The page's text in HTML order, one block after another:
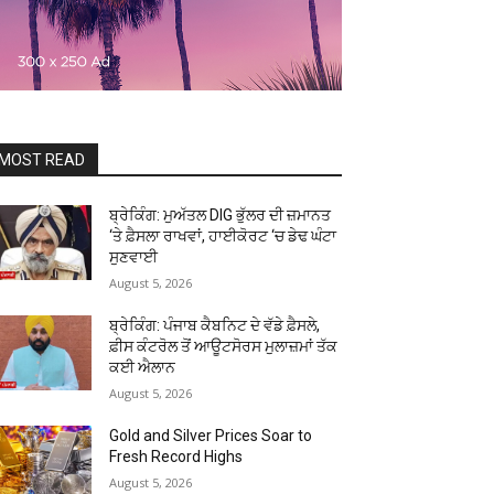
READ
ਬ੍ਰੇਕਿੰਗ: ਮੁਅੱਤਲ DIG ਭੁੱਲਰ ਦੀ ਜ਼ਮਾਨਤ
‘ਤੇ ਫ਼ੈਸਲਾ ਰਾਖਵਾਂ, ਹਾਈਕੋਰਟ ‘ਚ ਡੇਢ ਘੰਟਾ
ਸੁਣਵਾਈ
August 5, 2026
ਬ੍ਰੇਕਿੰਗ: ਪੰਜਾਬ ਕੈਬਨਿਟ ਦੇ ਵੱਡੇ ਫ਼ੈਸਲੇ,
ਫ਼ੀਸ ਕੰਟਰੋਲ ਤੋਂ ਆਊਟਸੋਰਸ ਮੁਲਾਜ਼ਮਾਂ ਤੱਕ
ਕਈ ਐਲਾਨ
August 5, 2026
Gold and Silver Prices Soar to
Fresh Record Highs
August 5, 2026